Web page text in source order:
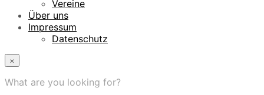
Vereine
Über uns
Impressum
Datenschutz
×
What are you looking for?